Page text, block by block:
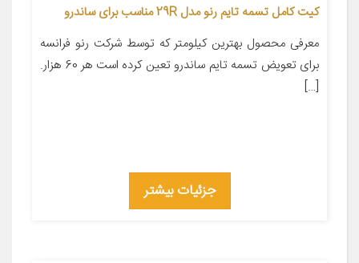
کیت کامل تسمه تایم رنو مدل 29R مناسب برای ساندرو
معرفی محصول بهترین کیلومتر که توسط شرکت رنو فرانسه
برای تعویض تسمه تایم ساندرو تعین کرده است هر 60 هزار.
[…]
جزئیات بیشتر